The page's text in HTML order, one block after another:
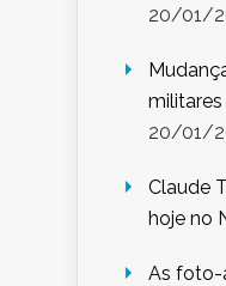
20/01/
20/01/
Claude
hoje no
As foto-